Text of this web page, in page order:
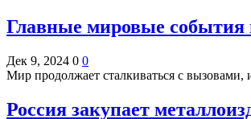
Главные мировые события
Дек 9, 2024 0 0
Мир продолжает сталкиваться с
Россия закупает